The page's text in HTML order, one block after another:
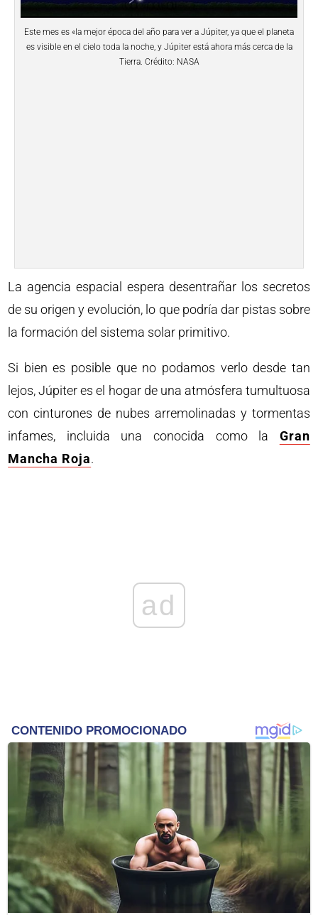
Este mes es «la mejor época del año para ver a Júpiter, ya que el planeta
es visible en el cielo toda la noche, y Júpiter está ahora más cerca de la
Tierra. Crédito: NASA
La agencia espacial espera desentrañar los secretos
de su origen y evolución, lo que podría dar pistas sobre
la formación del sistema solar primitivo.
Si bien es posible que no podamos verlo desde tan
lejos, Júpiter es el hogar de una atmósfera tumultuosa
con cinturones de nubes arremolinadas y tormentas
infames, incluida una conocida como la Gran
Mancha Roja.
ad